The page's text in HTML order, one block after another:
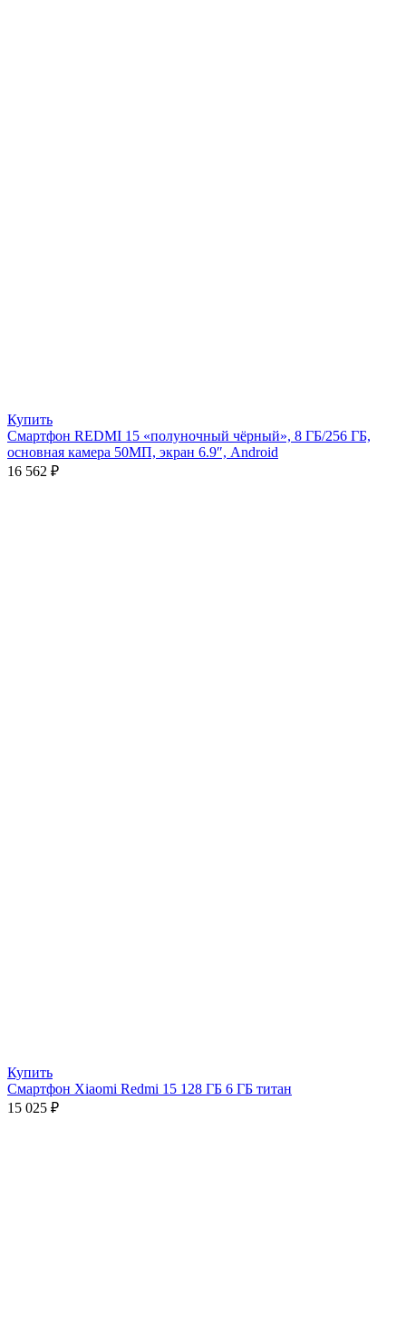
Купить
Смартфон REDMI 15 «полуночный чёрный», 8 ГБ/256 ГБ,
основная камера 50МП, экран 6.9″, Android
16 562 ₽
Купить
Смартфон Xiaomi Redmi 15 128 ГБ 6 ГБ титан
15 025 ₽